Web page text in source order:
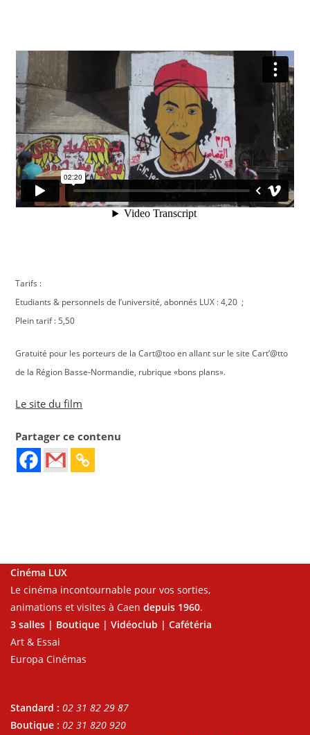
Tarifs :
Etudiants & personnels de l’université, abonnés LUX : 4,20  ;
Plein tarif : 5,50 
Gratuité pour les porteurs de la Cart@too en allant sur le site Cart’@tto
de la Région Basse-Normandie, rubrique «bons plans».
Le site du film
Partager ce contenu
Cinéma LUX
Le cinéma incontournable pour vos sorties,
animations et visites à Caen depuis 1960.
3 salles | Boutique | Vidéoclub | Cafétéria
Art & Essai
Europa Cinémas
Standard : 02 31 82 29 87
Boutique : 02 31 820 920